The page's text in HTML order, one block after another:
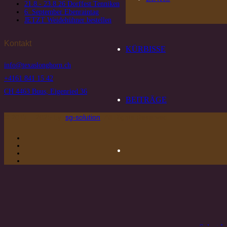
KÜRBISSE
BEITRÄGE
21.8.- 23.8.26 Dorffest Tenniken
6. September Ebenraintag
JETZT Weidehühner bestellen
Kontakt
info@texaslonghorn.ch
+4161 841 15 42
CH 4463 Buus, Eigenried 36
sg-solution